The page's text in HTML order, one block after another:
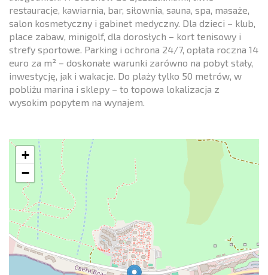
restauracje, kawiarnia, bar, siłownia, sauna, spa, masaże,
salon kosmetyczny i gabinet medyczny. Dla dzieci – klub,
place zabaw, minigolf, dla dorosłych – kort tenisowy i
strefy sportowe. Parking i ochrona 24/7, opłata roczna 14
euro za m² – doskonałe warunki zarówno na pobyt stały,
inwestycję, jak i wakacje. Do plaży tylko 50 metrów, w
pobliżu marina i sklepy – to topowa lokalizacja z
wysokim popytem na wynajem.
+
−